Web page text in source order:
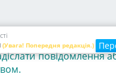
(Увага! Попередня редакція.)
реєстрації
повідомлення